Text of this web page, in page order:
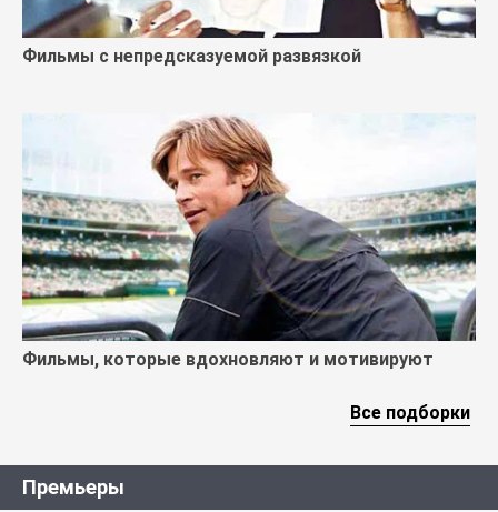
Фильмы с непредсказуемой развязкой
Фильмы, которые вдохновляют и мотивируют
Все подборки
Премьеры